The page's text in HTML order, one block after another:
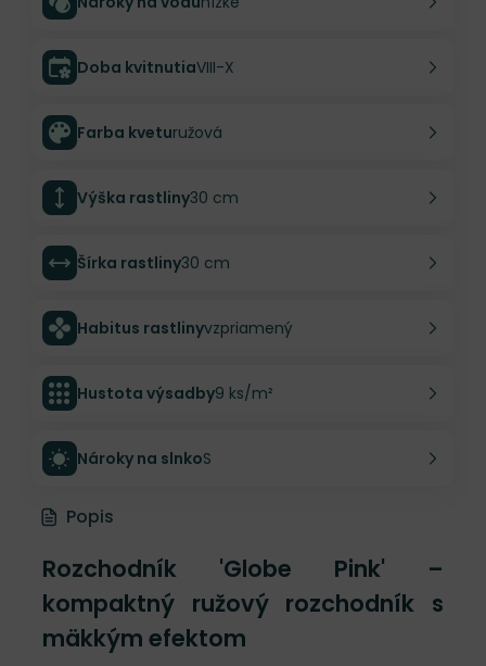
Doba kvitnutiaVIII-X
Farba kveturužová
Výška rastliny30 cm
Šírka rastliny30 cm
Habitus rastlinyvzpriamený
Hustota výsadby9 ks/m²
Nároky na slnkoS
Popis
Rozchodník 'Globe Pink' –
kompaktný ružový rozchodník s
mäkkým efektom